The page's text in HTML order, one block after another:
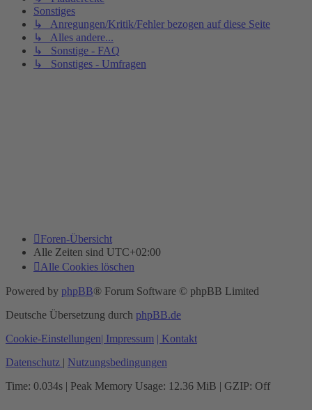
Sonstiges
↳ Anregungen/Kritik/Fehler bezogen auf diese Seite
↳ Alles andere...
↳ Sonstige - FAQ
↳ Sonstiges - Umfragen
Foren-Übersicht
Alle Zeiten sind UTC+02:00
Alle Cookies löschen
Powered by phpBB® Forum Software © phpBB Limited
Deutsche Übersetzung durch phpBB.de
Cookie-Einstellungen| Impressum | Kontakt
Datenschutz | Nutzungsbedingungen
Time: 0.034s | Peak Memory Usage: 12.36 MiB | GZIP: Off